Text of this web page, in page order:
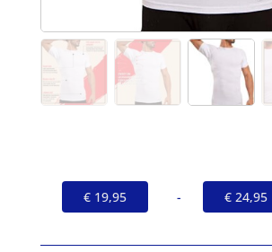
€19,95 - €24,95
Prijsklasse:
€ 19,95